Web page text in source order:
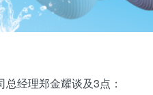
经理郑金耀谈及3点：